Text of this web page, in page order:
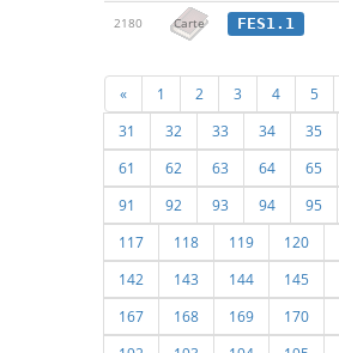
2180 Carte FES1.1
« 1 2 3 4 5
31
32 33 34 35
61
62 63 64 65
91
92 93 94 95
117
118 119 120
142
143 144 145
167
168 169 170